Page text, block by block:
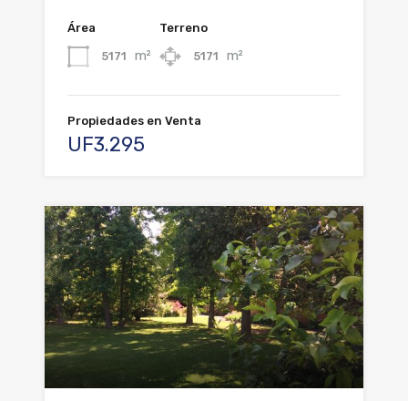
Área
5171 m²
Terreno
5171 m²
Propiedades en Venta
UF3.295